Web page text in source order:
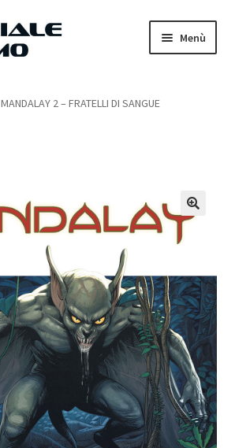
Menù
MANDALAY 2 – FRATELLI DI SANGUE